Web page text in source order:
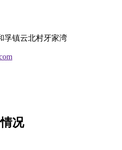
孚镇云北村牙家湾
况